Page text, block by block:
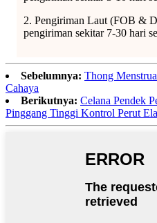
2. Pengiriman Laut (FOB &
pengiriman sekitar 7-30 hari
Sebelumnya: Thong
Cahaya
Berikutnya: Celana Pendek
Pinggang Tinggi Kontrol Perut